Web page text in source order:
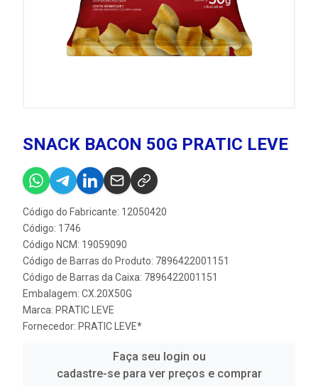
SNACK BACON 50G PRATIC LEVE
Código do Fabricante: 12050420
Código: 1746
Código NCM: 19059090
Código de Barras do Produto: 7896422001151
Código de Barras da Caixa: 7896422001151
Embalagem: CX.20X50G
Marca: PRATIC LEVE
Fornecedor: PRATIC LEVE*
Faça seu login ou
cadastre-se para ver preços e comprar